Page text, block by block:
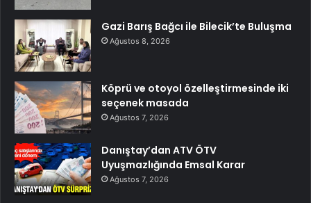
Gazi Barış Bağcı ile Bilecik’te Buluşma
Ağustos 8, 2026
Köprü ve otoyol özelleştirmesinde iki
seçenek masada
Ağustos 7, 2026
Danıştay’dan ATV ÖTV
Uyuşmazlığında Emsal Karar
Ağustos 7, 2026